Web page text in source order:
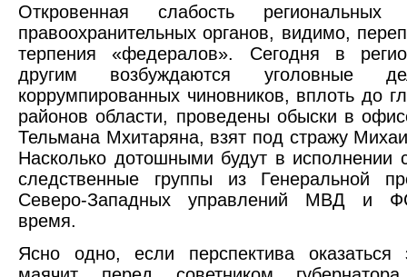
Откровенная слабость
правоохранительных органов, видимо,
терпения «федералов». Сегодня в
другим возбуждаются уголовные
коррумпированных чиновников, вплоть до
районов области, проведены обыски в
Тельмана Мхитаряна, взят под стражу
Насколько дотошными будут в исполнении
следственные группы из Генеральной
Северо-Западных управлений МВД и
время.
Ясно одно, если перспектива оказаться